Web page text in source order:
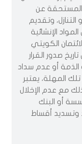
المستحقة عن
وتقديم
الإنشائية
الكويتي
صدور القرار
الذمة أو عدم سداد
المهلة، يعتبر
مع عدم الإخلال
أو البنك
وتسديد أقساط